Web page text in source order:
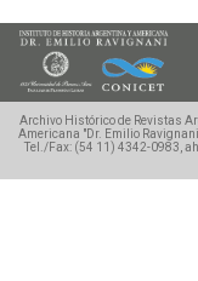
Archivo Histórico de Revistas
Americana "Dr. Emilio
Tel./Fax: (54 11) 4342-0983,